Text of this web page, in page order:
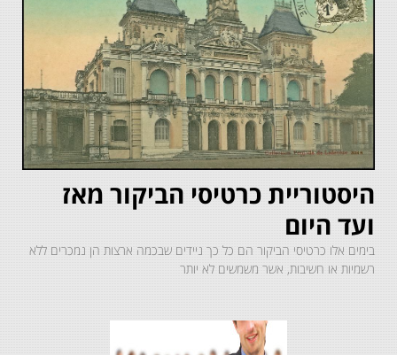
היסטוריית כרטיסי הביקור מאז
ועד היום
בימים אלו כרטיסי הביקור הם כל כך ניידים שבכמה ארצות הן נמכרים ללא
רשמיות או חשיבות, אשר משמשים לא יותר